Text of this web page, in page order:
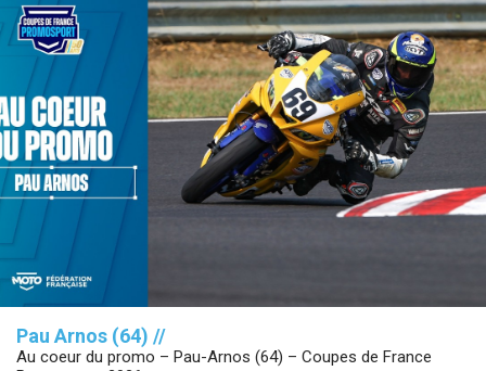
Pau Arnos (64) //
Au coeur du promo – Pau-Arnos (64) – Coupes de France